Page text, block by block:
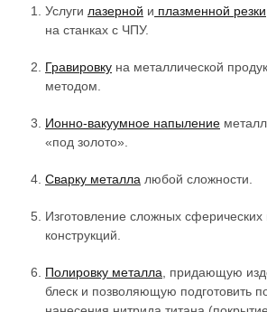
Услуги лазерной и плазменной резки
на станках с ЧПУ.
Гравировку на металлической
методом.
Ионно-вакуумное напыление
«под золото».
Сварку металла любой сложности.
Изготовление сложных сферических
конструкций.
Полировку металла , придающую
блеск и позволяющую подготовить